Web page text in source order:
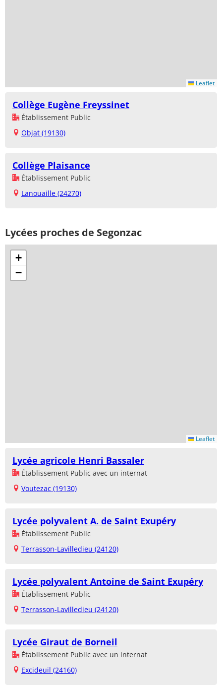
Leaflet
Collège Eugène Freyssinet
Établissement Public
Objat (19130)
Collège Plaisance
Établissement Public
Lanouaille (24270)
Lycées proches de Segonzac
+
−
Leaflet
Lycée agricole Henri Bassaler
Établissement Public avec un internat
Voutezac (19130)
Lycée polyvalent A. de Saint Exupéry
Établissement Public
Terrasson-Lavilledieu (24120)
Lycée polyvalent Antoine de Saint Exupéry
Établissement Public
Terrasson-Lavilledieu (24120)
Lycée Giraut de Borneil
Établissement Public avec un internat
Excideuil (24160)